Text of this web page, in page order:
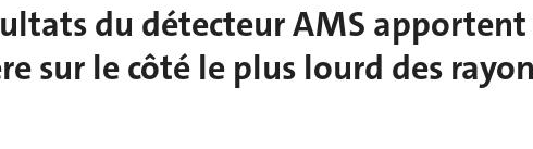
du détecteur AMS
sur le côté le plus lourd des